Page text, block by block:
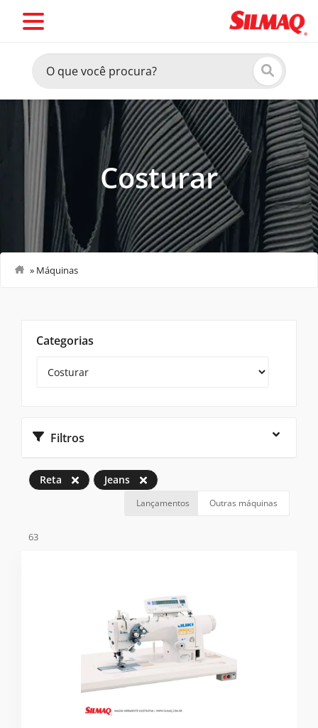
Costurar
» Máquinas
Categorias
Filtros
Reta Jeans
Lançamentos Outras máquinas
63